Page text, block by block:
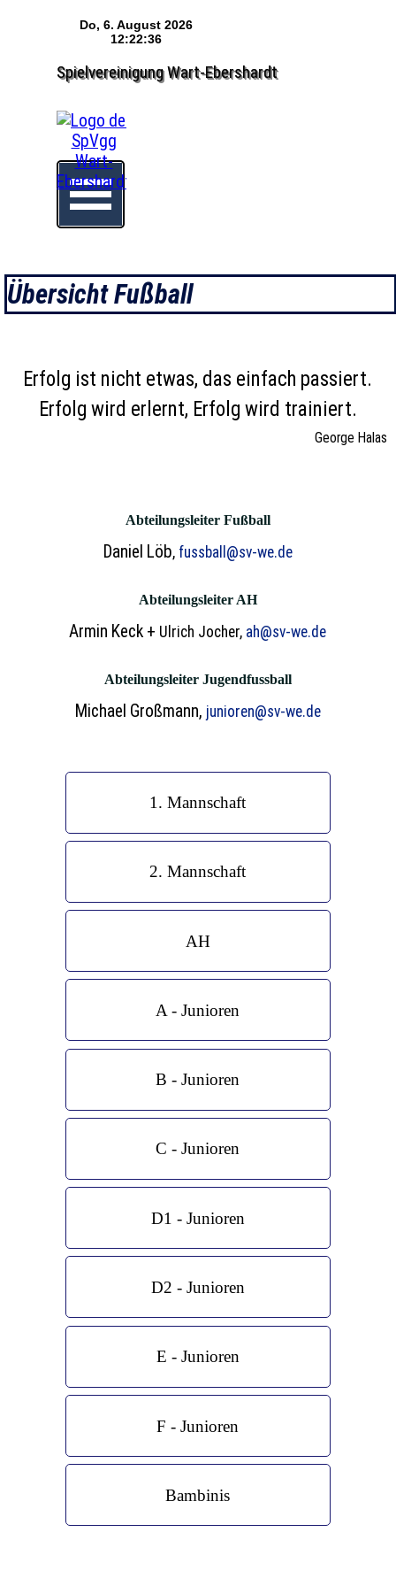
Spielvereinigung Wart-Ebershardt
Menü überspringen
Übersicht Fußball
Erfolg ist nicht etwas, das einfach passiert.
Erfolg wird erlernt, Erfolg wird trainiert.
George Halas
Abteilungsleiter Fußball
Daniel Löb, fussball@sv-we.de
Abteilungsleiter AH
Armin Keck + Ulrich Jocher, ah@sv-we.de
Abteilungsleiter Jugendfussball
Michael Großmann, junioren@sv-we.de
1. Mannschaft
2. Mannschaft
AH
A - Junioren
B - Junioren
C - Junioren
D1 - Junioren
D2 - Junioren
E - Junioren
F - Junioren
Bambinis